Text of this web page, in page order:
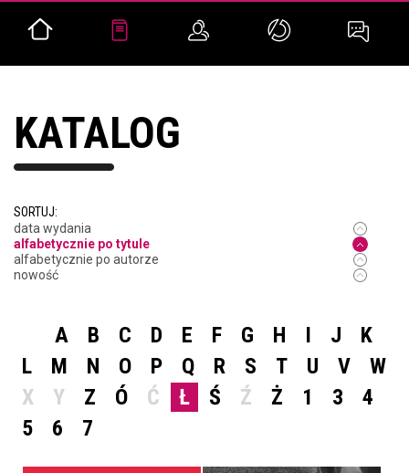
KATALOG
SORTUJ:
data wydania
alfabetycznie po tytule
alfabetycznie po autorze
nowość
A B C D E F G H I J
K
L
M N O P Q R S T U V
W
X
Y Z Ó Ć Ł Ś Ź Ż 1 3
4
5
6 7